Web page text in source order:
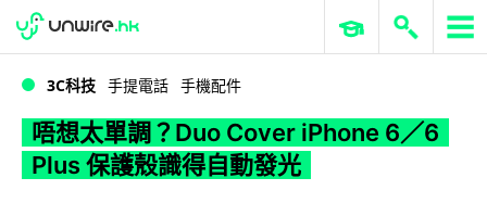
WWDC 2026 ERP 與商業 AI
3C科技 手提電話 手機配件
唔想太單調？Duo Cover iPhone 6／6
Plus 保護殼識得自動發光